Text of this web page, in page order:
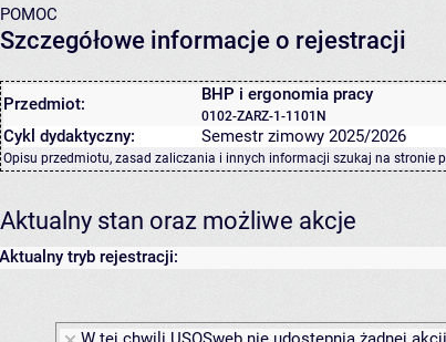
POMOC
Szczegółowe informacje o rejestracji
Przedmiot: BHP i ergonomia pracy
0102-ZARZ-1-1101N
Cykl dydaktyczny: Semestr zimowy 2025/2026
Opisu przedmiotu, zasad zaliczania i innych informacji szukaj na stronie
Aktualny stan oraz możliwe akcje
Aktualny tryb rejestracji: